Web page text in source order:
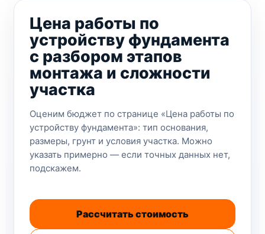
Цена работы по
устройству фундамента
с разбором этапов
монтажа и сложности
участка
Оценим бюджет по странице «Цена работы по
устройству фундамента»: тип основания,
размеры, грунт и условия участка. Можно
указать примерно — если точных данных нет,
подскажем.
Рассчитать стоимость